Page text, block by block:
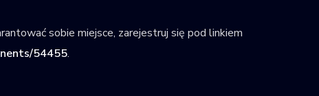
sobie miejsce, zarejestruj się pod linkiem
54455.